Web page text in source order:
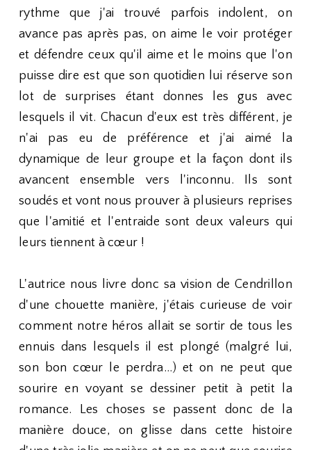
rythme que j'ai trouvé parfois indolent, on
avance pas après pas, on aime le voir protéger
et défendre ceux qu'il aime et le moins que l'on
puisse dire est que son quotidien lui réserve son
lot de surprises étant donnes les gus avec
lesquels il vit. Chacun d'eux est très différent, je
n'ai pas eu de préférence et j'ai aimé la
dynamique de leur groupe et la façon dont ils
avancent ensemble vers l'inconnu. Ils sont
soudés et vont nous prouver à plusieurs reprises
que l'amitié et l'entraide sont deux valeurs qui
leurs tiennent à cœur !
L'autrice nous livre donc sa vision de Cendrillon
d'une chouette manière, j'étais curieuse de voir
comment notre héros allait se sortir de tous les
ennuis dans lesquels il est plongé (malgré lui,
son bon cœur le perdra...) et on ne peut que
sourire en voyant se dessiner petit à petit la
romance. Les choses se passent donc de la
manière douce, on glisse dans cette histoire